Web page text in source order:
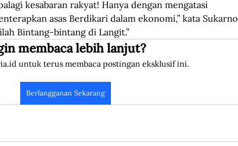
kesabaran rakyat! Hanya dengan mengatasi
asas Berdikari dalam ekonomi,” kata Sukarno
Bintang-bintang di Langit.”
membaca lebih lanjut?
untuk terus membaca postingan eksklusif ini.
Berlangganan Sekarang